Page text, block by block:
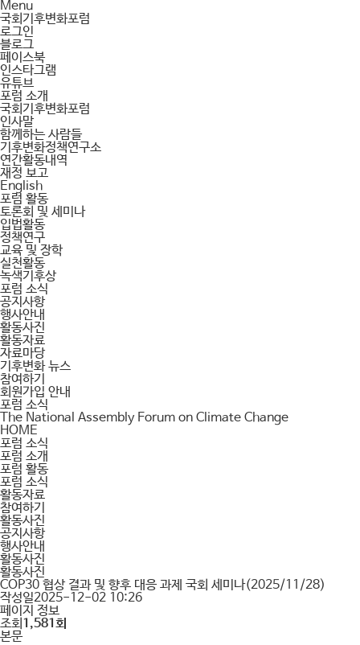
Menu
국회기후변화포럼
로그인
블로그
페이스북
인스타그램
유튜브
포럼 소개
국회기후변화포럼
인사말
함께하는 사람들
기후변화정책연구소
연간활동내역
재정 보고
English
포럼 활동
토론회 및 세미나
입법활동
정책연구
교육 및 장학
실천활동
녹색기후상
포럼 소식
공지사항
행사안내
활동사진
활동자료
자료마당
기후변화 뉴스
참여하기
회원가입 안내
포럼 소식
The National Assembly Forum on Climate Change
HOME
포럼 소식
포럼 소개
포럼 활동
포럼 소식
활동자료
참여하기
활동사진
공지사항
행사안내
활동사진
활동사진
COP30 협상 결과 및 향후 대응 과제 국회 세미나(2025/11/28)
작성일2025-12-02 10:26
페이지 정보
조회 1,581회
본문